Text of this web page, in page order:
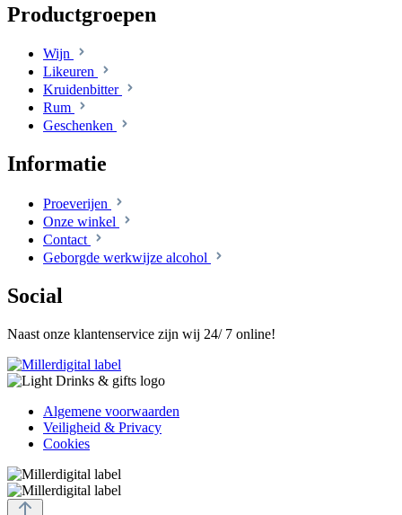
Productgroepen
Wijn
Likeuren
Kruidenbitter
Rum
Geschenken
Informatie
Proeverijen
Onze winkel
Contact
Geborgde werkwijze alcohol
Social
Naast onze klantenservice zijn wij 24/ 7 online!
Algemene voorwaarden
Veiligheid & Privacy
Cookies